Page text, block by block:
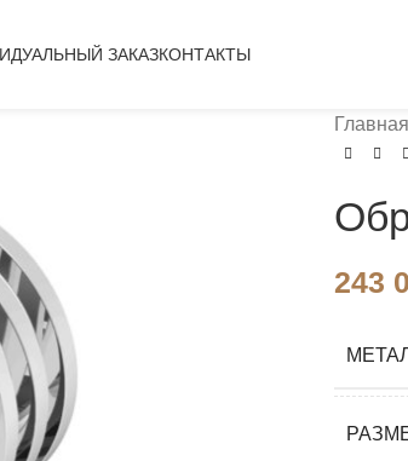
ЗАКАЗКОНТАКТЫ
Главная
243